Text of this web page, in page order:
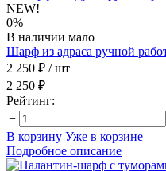
NEW!
0%
В наличии мало
Шарф из адраса ручной
2 250 ₽ / шт
2 250 ₽
Рейтинг:
−
В корзину Уже в корзине
Подробное описание